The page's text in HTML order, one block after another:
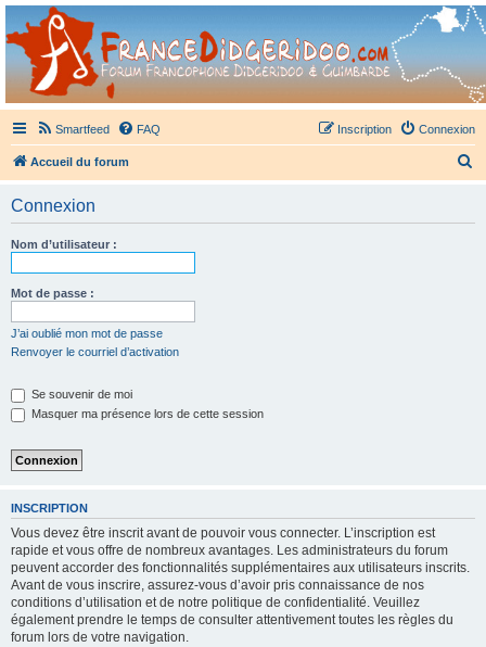
France Didgeridoo
Didgeridoo et Guimbarde sur France Didgeridoo - retrouvez la communauté.
Smartfeed FAQ Connexion
Inscription
Accueil du forum
Connexion
Nom d’utilisateur :
Mot de passe :
J’ai oublié mon mot de passe
Renvoyer le courriel d’activation
Se souvenir de moi
Masquer ma présence lors de cette session
INSCRIPTION
Vous devez être inscrit avant de pouvoir vous connecter. L’inscription est
rapide et vous offre de nombreux avantages. Les administrateurs du forum
peuvent accorder des fonctionnalités supplémentaires aux utilisateurs inscrits.
Avant de vous inscrire, assurez-vous d’avoir pris connaissance de nos
conditions d’utilisation et de notre politique de confidentialité. Veuillez
également prendre le temps de consulter attentivement toutes les règles du
forum lors de votre navigation.